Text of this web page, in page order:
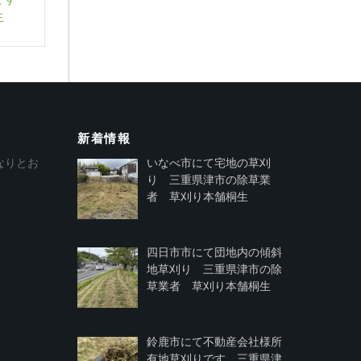
りとお
新着情報
いなべ市にて宅地の草刈
り 三重県津市の除草業
者 草刈り本舗桐生
四日市市にて団地内の傾斜
地草刈り 三重県津市の除
草業者 草刈り本舗桐生
鈴鹿市にて不動産会社様所